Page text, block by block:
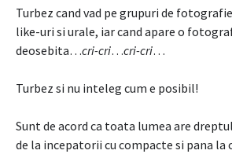
Turbez cand vad pe grupuri de
like-uri si urale, iar cand apare o
deosebita…cri-cri…cri-cri…
Turbez si nu inteleg cum e posibil!
Sunt de acord ca toata lumea are
de la incepatorii cu compacte si pana la